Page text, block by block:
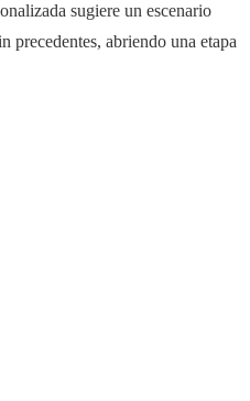
sugiere un escenario
precedentes, abriendo una etapa